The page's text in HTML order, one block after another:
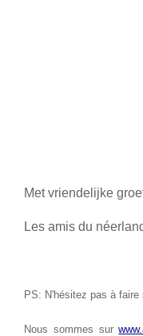
Met vriendelijke
Les amis du
PS: N'hésitez pas à
Nous sommes sur